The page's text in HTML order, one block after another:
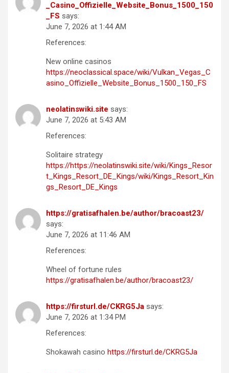
_Casino_Offizielle_Website_Bonus_1500_150
_FS says:
June 7, 2026 at 1:44 AM
References:
New online casinos
https://neoclassical.space/wiki/Vulkan_Vegas_C
asino_Offizielle_Website_Bonus_1500_150_FS
neolatinswiki.site says:
June 7, 2026 at 5:43 AM
References:
Solitaire strategy
https://https://neolatinswiki.site/wiki/Kings_Resor
t_Kings_Resort_DE_Kings/wiki/Kings_Resort_Kin
gs_Resort_DE_Kings
https://gratisafhalen.be/author/bracoast23/
says:
June 7, 2026 at 11:46 AM
References:
Wheel of fortune rules
https://gratisafhalen.be/author/bracoast23/
https://firsturl.de/CKRG5Ja says:
June 7, 2026 at 1:34 PM
References:
Shokawah casino https://firsturl.de/CKRG5Ja